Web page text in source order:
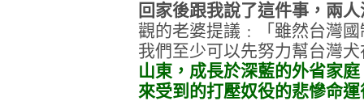
回家後跟我說了這件事，兩
觀的老婆提議﹕「雖然台灣
我們至少可以先努力幫台灣
山東，成長於深藍的外省家
來受到的打壓奴役的悲慘命